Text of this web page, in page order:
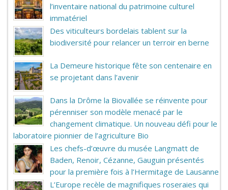
l’inventaire national du patrimoine culturel
immatériel
Des viticulteurs bordelais tablent sur la
biodiversité pour relancer un terroir en berne
La Demeure historique fête son centenaire en
se projetant dans l’avenir
Dans la Drôme la Biovallée se réinvente pour
pérenniser son modèle menacé par le
changement climatique. Un nouveau défi pour le
laboratoire pionnier de l’agriculture Bio
Les chefs-d’œuvre du musée Langmatt de
Baden, Renoir, Cézanne, Gauguin présentés
pour la première fois à l’Hermitage de Lausanne
L’Europe recèle de magnifiques roseraies qui